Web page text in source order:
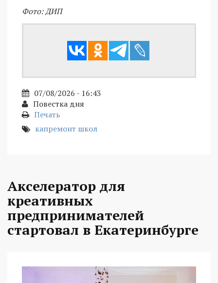
Фото: ДИП
07/08/2026 - 16:43
Повестка дня
Печать
капремонт школ
Акселератор для
креативных
предпринимателей
стартовал в Екатеринбурге